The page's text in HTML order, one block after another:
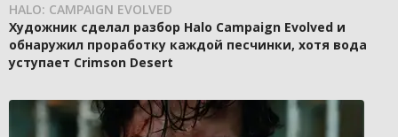
HALO: CAMPAIGN EVOLVED
Художник сделал разбор Halo Campaign Evolved и
обнаружил проработку каждой песчинки, хотя вода
уступает Crimson Desert